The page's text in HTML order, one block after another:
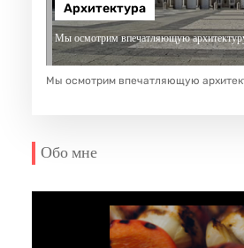
Архитектура
Мы осмотрим впечатляющую
Мы осмотрим впечатляющую
Обо мне